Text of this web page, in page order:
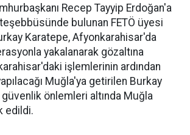
Recep Tayyip Erdoğan'a
bulunan FETÖ üyesi
Karatepe, Afyonkarahisar'da
yakalanarak gözaltına
işlemlerinin ardından
Muğla'ya getirilen Burkay
önlemleri altında Muğla
edildi.